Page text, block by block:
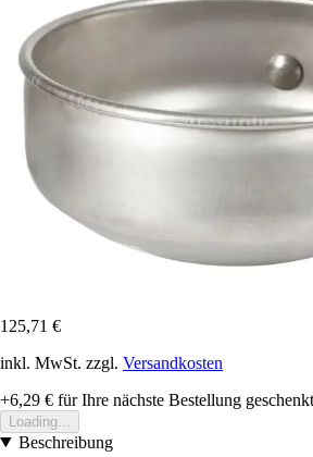
125,71 €
inkl. MwSt. zzgl. Versandkosten
+6,29 € für Ihre nächste Bestellung geschenkt
Loading...
Beschreibung